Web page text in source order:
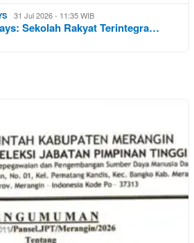
31 Jul 2026 - 11:35 WIB
Sekolah Rakyat Terintegra…